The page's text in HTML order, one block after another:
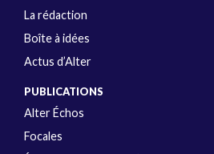
La rédaction
Boîte à idées
Actus d’Alter
PUBLICATIONS
Alter Échos
Focales